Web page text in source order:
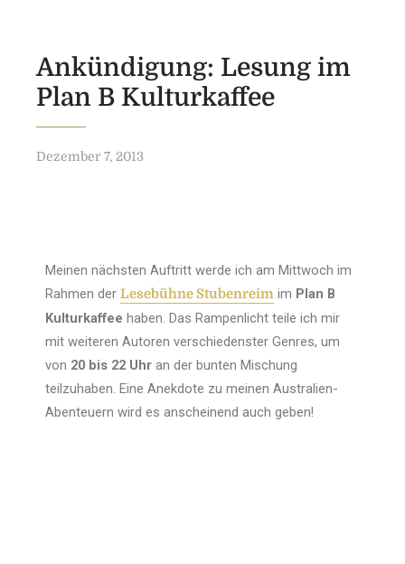
Ankündigung: Lesung im
Plan B Kulturkaffee
Dezember 7, 2013
Meinen nächsten Auftritt werde ich am Mittwoch im
Rahmen der Lesebühne Stubenreim im Plan B
Kulturkaffee haben. Das Rampenlicht teile ich mir
mit weiteren Autoren verschiedenster Genres, um
von 20 bis 22 Uhr an der bunten Mischung
teilzuhaben. Eine Anekdote zu meinen Australien-
Abenteuern wird es anscheinend auch geben!